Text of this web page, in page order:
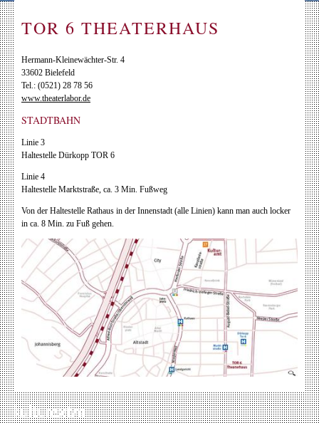
TOR 6 THEATERHAUS
Hermann-Kleinewächter-Str. 4
33602 Bielefeld
Tel.: (0521) 28 78 56
www.theaterlabor.de
STADTBAHN
Linie 3
Haltestelle Dürkopp TOR 6
Linie 4
Haltestelle Marktstraße, ca. 3 Min. Fußweg
Von der Haltestelle Rathaus in der Innenstadt (alle Linien) kann man auch locker
in ca. 8 Min. zu Fuß gehen.